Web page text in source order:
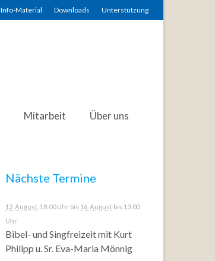
Info-Material Downloads Unterstützung
Mitarbeit Über uns
Nächste Termine
12. August, 18:00 Uhr bis 16. Augustbis 13:00
Uhr
Bibel- und Singfreizeit mit Kurt
Philipp u. Sr. Eva-Maria Mönnig